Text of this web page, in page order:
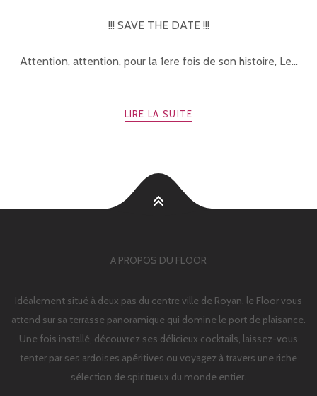
!!! SAVE THE DATE !!!
Attention, attention, pour la 1ere fois de son histoire, Le...
LIRE LA SUITE
A PROPOS DU FLOOR
Idéalement situé à deux pas du centre ville de Royan, le Floor vous
attend sur sa terrasse panoramique qui domine le port de plaisance.
Une fois installé, découvrez ses délicieux cocktails, laissez-vous
tenter par ses ardoises apéritives ou voyagez à travers une riche
sélection de spiritueux du monde entier.